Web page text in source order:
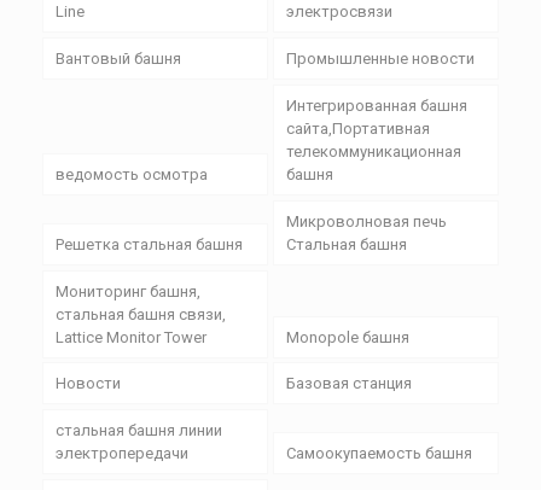
Line
электросвязи
Вантовый башня Промышленные новости
ведомость осмотра
Интегрированная башня
сайта,Портативная
телекоммуникационная
башня
Решетка стальная башня
Микроволновая печь
Стальная башня
Мониторинг башня,
стальная башня связи,
Lattice Monitor Tower
Monopole башня
Новости Базовая станция
стальная башня линии
электропередачи
Самоокупаемость башня